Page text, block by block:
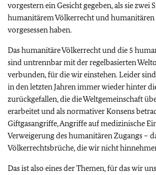
vorgestern ein Gesicht gegeben, als sie zwei
humanitärem Völkerrecht und
vorgesessen haben.
Das humanitäre Völkerrecht und die 5
sind untrennbar mit der regelbasierten
verbunden, für die wir einstehen. Leider
in den letzten Jahren immer wieder hinter
zurückgefallen, die die Weltgemeinschaft
erarbeitet und als normativer Konsens
Giftgasangriffe, Angriffe auf medizinische
Verweigerung des humanitären Zugangs –
Völkerrechtsbrüche, die wir nicht
Das ist also eines der Themen, für das wir